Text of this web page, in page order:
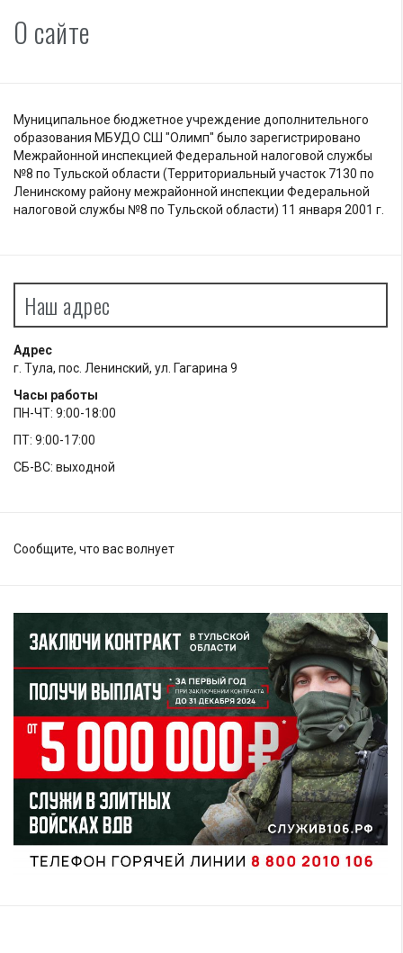
О сайте
Муниципальное бюджетное учреждение дополнительного
образования МБУДО СШ "Олимп" было зарегистрировано
Межрайонной инспекцией Федеральной налоговой службы
№8 по Тульской области (Территориальный участок 7130 по
Ленинскому району межрайонной инспекции Федеральной
налоговой службы №8 по Тульской области) 11 января 2001 г.
Наш адрес
Адрес
г. Тула, пос. Ленинский, ул. Гагарина 9
Часы работы
ПН-ЧТ: 9:00-18:00
ПТ: 9:00-17:00
СБ-ВС: выходной
Сообщите, что вас волнует